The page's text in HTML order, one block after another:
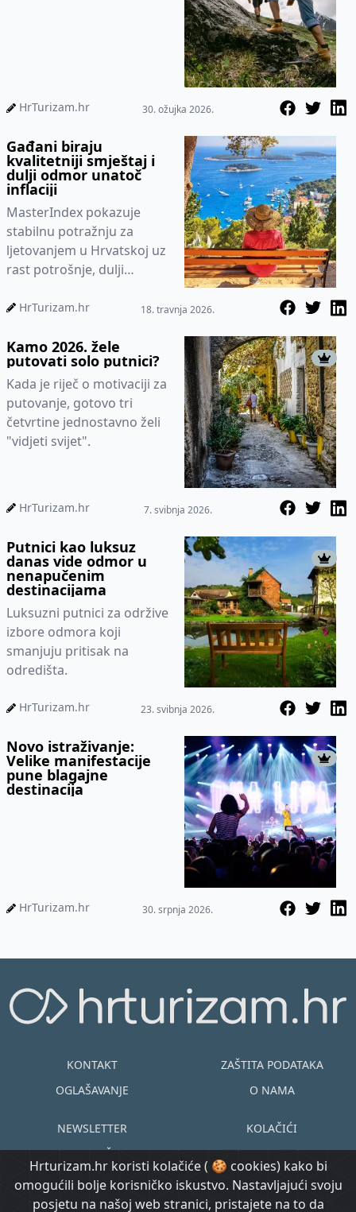
HrTurizam.hr 30. ožujka 2026.
Gađani biraju
kvalitetniji smještaj i
dulji odmor unatoč
inflaciji
MasterIndex pokazuje
stabilnu potražnju za
ljetovanjem u Hrvatskoj uz
rast potrošnje, dulji
kvalitetu smještaja.
HrTurizam.hr 18. travnja 2026.
Kamo 2026. žele
putovati solo putnici?
Kada je riječ o motivaciji za
putovanje, gotovo tri
četvrtine jednostavno želi
"vidjeti svijet".
HrTurizam.hr 7. svibnja 2026.
Putnici kao luksuz
danas vide odmor u
nenapučenim
destinacijama
Luksuzni putnici za održive
izbore odmora koji
smanjuju pritisak na
odredišta.
HrTurizam.hr 23. svibnja 2026.
Novo istraživanje:
Velike manifestacije
pune blagajne
destinacija
HrTurizam.hr 30. srpnja 2026.
Hrturizam.hr koristi kolačiće ( 🍪 cookies) kako bi
omogućili bolje korisničko iskustvo. Nastavljajući svoju
posjetu na našoj web stranici, pristajete na to da
KONTAKT
OGLAŠAVANJE
ZAŠTITA PODATAKA
O NAMA
NEWSLETTER
UVJETI KORIŠTENJA
KOLAČIĆI
EN HR
© Copyright
@ Created by Prijavi se